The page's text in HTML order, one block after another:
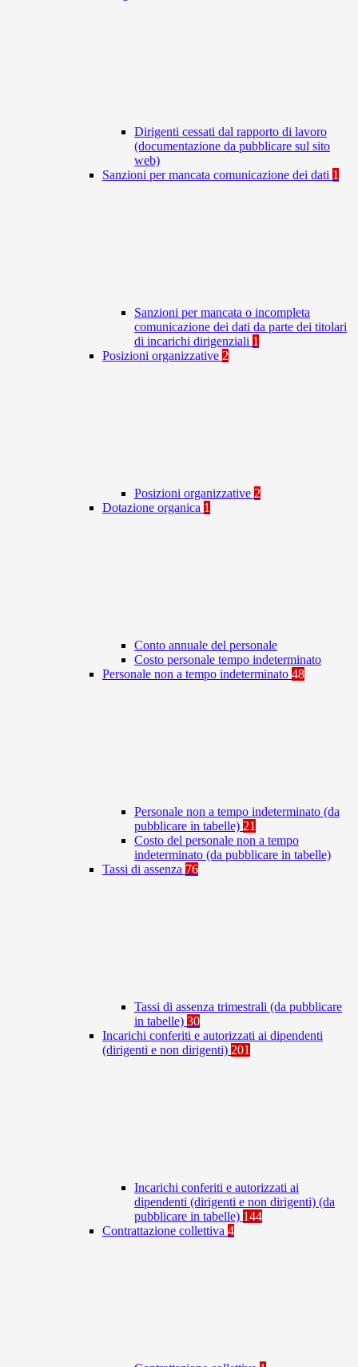
Dirigenti cessati dal rapporto di lavoro
(documentazione da pubblicare sul sito
web)
Sanzioni per mancata comunicazione dei dati 1
Sanzioni per mancata o incompleta
comunicazione dei dati da parte dei titolari
di incarichi dirigenziali 1
Posizioni organizzative 2
Posizioni organizzative 2
Dotazione organica 1
Conto annuale del personale
Costo personale tempo indeterminato
Personale non a tempo indeterminato 48
Personale non a tempo indeterminato (da
pubblicare in tabelle) 21
Costo del personale non a tempo
indeterminato (da pubblicare in tabelle)
Tassi di assenza 76
Tassi di assenza trimestrali (da pubblicare
in tabelle) 30
Incarichi conferiti e autorizzati ai dipendenti
(dirigenti e non dirigenti) 201
Incarichi conferiti e autorizzati ai
dipendenti (dirigenti e non dirigenti) (da
pubblicare in tabelle) 144
Contrattazione collettiva 4